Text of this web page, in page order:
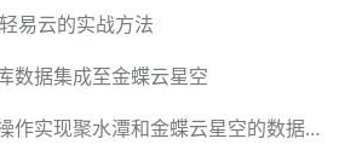
易云的实战方法
数据集成至金蝶云星空
通过定时轮询与批量操作实现聚水潭和金蝶云星空的数据集成